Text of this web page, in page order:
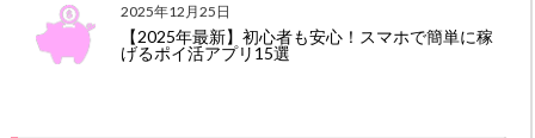
2025年12月25日
【2025年最新】初心者も安心！スマホで簡単に稼
げるポイ活アプリ15選